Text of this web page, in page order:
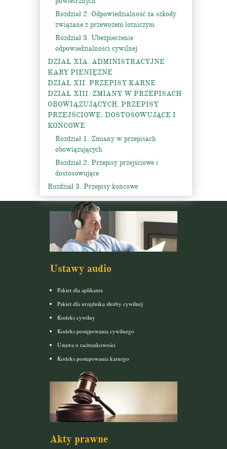
Rozdział 2. Odpowiedzialność za szkody
związane z przewozem lotniczym
Rozdział 3. Ubezpieczenie
odpowiedzialności cywilnej
DZIAŁ XIA. ADMINISTRACYJNE
KARY PIENIĘŻNE
DZIAŁ XII. PRZEPISY KARNE
DZIAŁ XIII. ZMIANY W PRZEPISACH
OBOWIĄZUJĄCYCH, PRZEPISY
PRZEJŚCIOWE, DOSTOSOWUJĄCE I
KOŃCOWE
Rozdział 1. Zmiany w przepisach
obowiązujących
Rozdział 2. Przepisy przejściowe i
dostosowujące
Rozdział 3. Przepisy końcowe
Ustawy audio
Pakiet dla aplikanta
Pakiet dla urzędnika służby cywilnej
Kodeks cywilny
Kodeks postępowania cywilnego
Ustawa o rachunkowości
Kodeks postepowania karnego
Akty prawne